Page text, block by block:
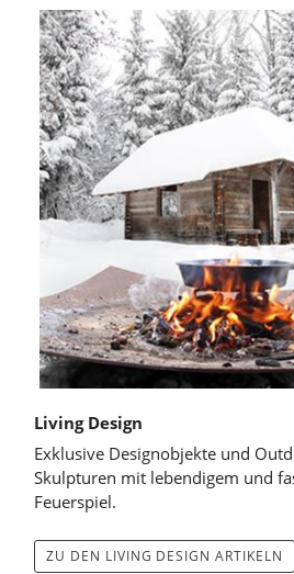
Living Design
Exklusive Designobjekte und
Skulpturen mit lebendigem und
Feuerspiel.
ZU DEN LIVING DESIGN ARTIKELN